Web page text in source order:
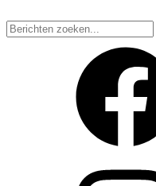
Zoeken
naar: